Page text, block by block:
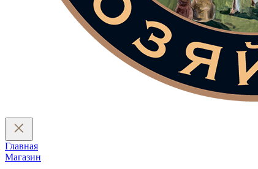
Главная
Магазин